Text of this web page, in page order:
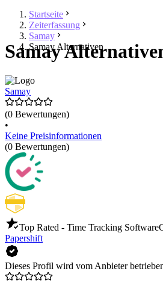
Startseite
Zeiterfassung
Samay
Samay Alternativen
Samay
Samay
(0 Bewertungen)
•
Keine Preisinformationen
(0 Bewertungen)
Top Rated - Time Tracking Software
Papershift
Dieses Profil wird vom Anbieter